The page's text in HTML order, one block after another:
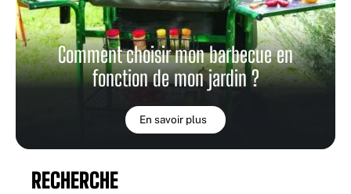
Comment choisir mon barbecue en
fonction de mon jardin ?
En savoir plus
RECHERCHE